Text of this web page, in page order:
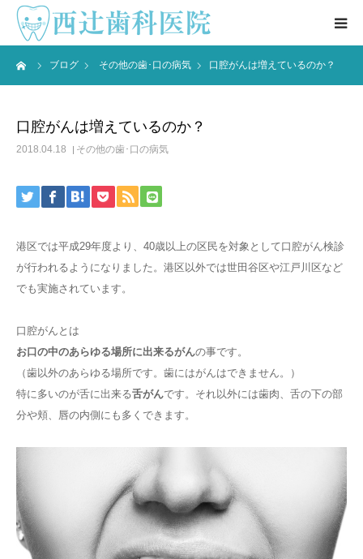
ブログ その他の歯･口の病気 口腔がんは増えているのか？
口腔がんは増えているのか？
2018.04.18 その他の歯･口の病気
港区では平成29年度より、40歳以上の区民を対象として口腔がん検診
が行われるようになりました。港区以外では世田谷区や江戸川区など
でも実施されています。
口腔がんとは
お口の中のあらゆる場所に出来るがんの事です。
（歯以外のあらゆる場所です。歯にはがんはできません。）
特に多いのが舌に出来る舌がんです。それ以外には歯肉、舌の下の部
分や頬、唇の内側にも多くできます。
医院情報 ▼
患者様の声
アクセス